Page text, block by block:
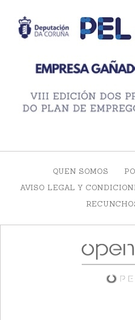
QUEN SOMOS
AVISO LEGAL Y